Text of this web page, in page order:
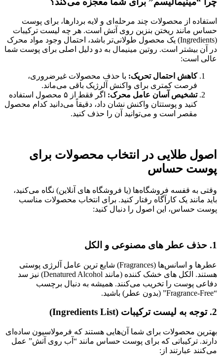
استفاده از محصولات چند مرحله‌ای و لایه‌ بردارها، برای پوست
حساس مانند ریختن بنزین روی آتش است. هر چه لیست ترکیبات
(Ingredients) یک محصول طولانی‌تر باشد، احتمال وجود مواد محرک
در آن بیشتر است. روتین مینیمال به دو دلیل اصلی برای پوست شما
عالی است:
کاهش احتمال تحریک: با حذف محصولات غیرضروری،
فرصت کمتری برای واکنش آلرژیک باقی می‌ماند.
تشخیص آسان عامل محرک:
اگر فقط از ۵ محصول استفاده
کنید و پوستتان واکنش نشان داد، دقیقاً می‌دانید کدام محصول
مقصر است و می‌توانید آن را حذف کنید.
اصول طلایی در انتخاب محصولات برای
پوست حساس
وقتی به قفسه فروشگاه‌ها (یا فروشگاه‌ های آنلاین) نگاه می‌کنید،
باید مانند یک کارآگاه رفتار کنید. برای انتخاب محصولات مناسب
پوست حساس، این اصول را دنبال کنید:
1. حذف عطر های مصنوعی و الکل
عطرها و اسانس‌ها (Fragrances) شایع‌ ترین عامل آلرژی پوستی
هستند. الکل‌ های خشک‌ کننده (مانند Denatured Alcohol) نیز سد
دفاعی پوست را تخریب می‌کنند. همیشه به دنبال برچسب
“Fragrance-Free” (بدون عطر) باشید.
2. توجه به لیست ترکیبات (Ingredients List)
بهترین محصولات برای شما آن‌هایی هستند که فرمولاسیون ساده‌ای
دارند. ترکیباتی که برای پوست حساس مانند “آب روی آتش” عمل
می‌کنند عبارتند از: